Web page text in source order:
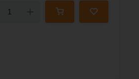
Down